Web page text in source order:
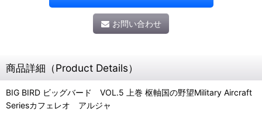
お問い合わせ
商品詳細（Product Details）
BIG BIRD ビッグバード VOL.5 上巻 枢軸国の野望Military Aircraft
Seriesカフェレオ アルジャ